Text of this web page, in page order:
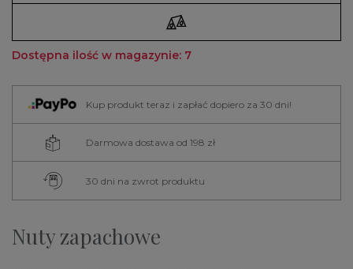
Dostępna ilość w magazynie: 7
Kup produkt teraz i zapłać dopiero za 30 dni!
Darmowa dostawa od 198 zł
30 dni na zwrot produktu
Nuty zapachowe